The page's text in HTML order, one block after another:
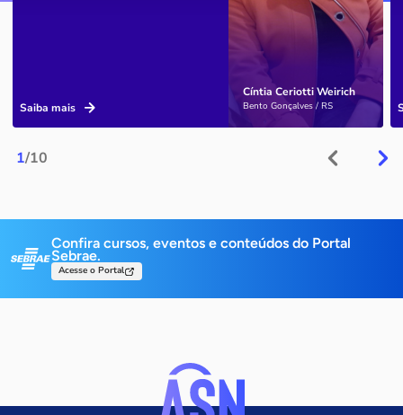
1/10
Cíntia Ceriotti Weirich
Bento Gonçalves / RS
Saiba mais
Confira cursos, eventos e conteúdos do Portal
Sebrae.
Acesse o Portal